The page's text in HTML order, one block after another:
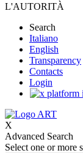
L'AUTORITÀ
Search
Italiano
English
Transparency
Contacts
Login
X
Advanced Search
Select one or more